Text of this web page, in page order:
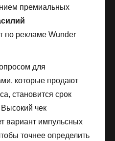
премиальных
по рекламе Wunder
для
которые продают
становится срок
чек
вариант импульсных
точнее определить